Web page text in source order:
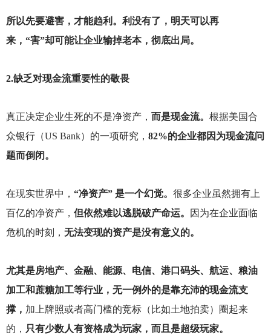
所以先要避害，才能趋利。利没有了，明天可以再
来，“害”却可能让企业输掉老本，彻底出局。
2.缺乏对现金流重要性的敬畏
真正决定企业生死的不是净资产， 而是现金流。 根据美国合
众银行（US Bank）的一项研究， 82%的企业都因为现金流问
题而倒闭。
在现实世界中， “净资产” 是一个幻觉。 很多企业虽然拥有上
百亿的净资产， 但依然难以逃脱破产命运。
因为在企业面临
危机的时刻， 无法变现的资产是没有意义的。
尤其是房地产、金融、能源、电信、港口码头、航运、粮油
加工和蔗糖加工等行业，无一例外的是靠充沛的现金流支
撑， 加上牌照或者高门槛的竞标（比如土地拍卖）圈起来
的， 只有少数人有资格成为玩家，而且是超级玩家。